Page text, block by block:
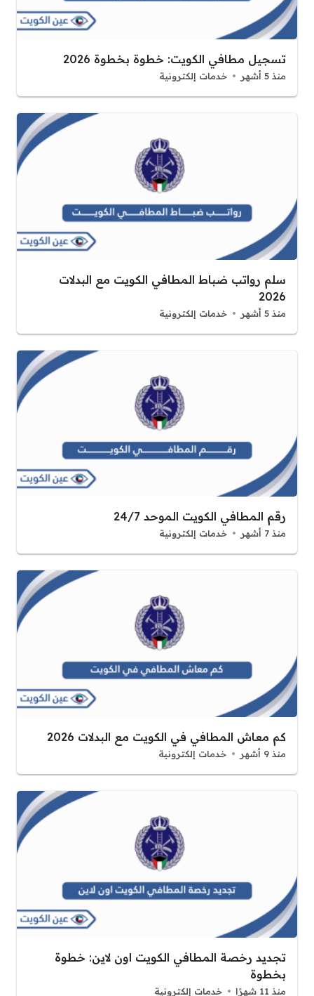
تسجيل مطافي الكويت: خطوة بخطوة 2026
منذ 5 أشهر خدمات إلكترونية
سلم رواتب ضباط المطافي الكويت مع البدلات
2026
منذ 5 أشهر خدمات إلكترونية
رقم المطافي الكويت الموحد 24/7
منذ 7 أشهر خدمات إلكترونية
كم معاش المطافي في الكويت مع البدلات 2026
منذ 9 أشهر خدمات إلكترونية
تجديد رخصة المطافي الكويت اون لاين: خطوة
بخطوة
منذ 11 شهرًا خدمات إلكترونية